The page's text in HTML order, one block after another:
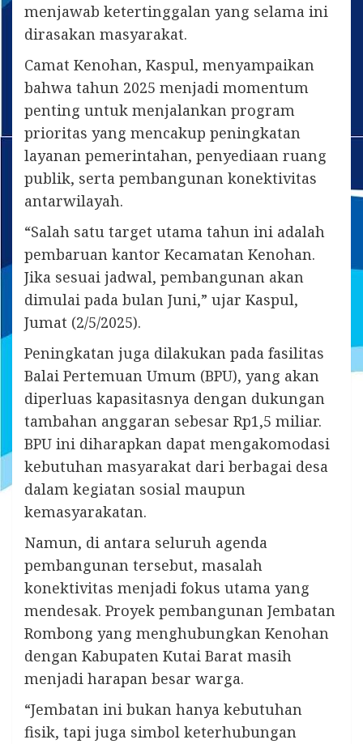
menjawab ketertinggalan yang selama ini
dirasakan masyarakat.
Camat Kenohan, Kaspul, menyampaikan
bahwa tahun 2025 menjadi momentum
penting untuk menjalankan program
prioritas yang mencakup peningkatan
layanan pemerintahan, penyediaan ruang
publik, serta pembangunan konektivitas
antarwilayah.
“Salah satu target utama tahun ini adalah
pembaruan kantor Kecamatan Kenohan.
Jika sesuai jadwal, pembangunan akan
dimulai pada bulan Juni,” ujar Kaspul,
Jumat (2/5/2025).
Peningkatan juga dilakukan pada fasilitas
Balai Pertemuan Umum (BPU), yang akan
diperluas kapasitasnya dengan dukungan
tambahan anggaran sebesar Rp1,5 miliar.
BPU ini diharapkan dapat mengakomodasi
kebutuhan masyarakat dari berbagai desa
dalam kegiatan sosial maupun
kemasyarakatan.
Namun, di antara seluruh agenda
pembangunan tersebut, masalah
konektivitas menjadi fokus utama yang
mendesak. Proyek pembangunan Jembatan
Rombong yang menghubungkan Kenohan
dengan Kabupaten Kutai Barat masih
menjadi harapan besar warga.
“Jembatan ini bukan hanya kebutuhan
fisik, tapi juga simbol keterhubungan